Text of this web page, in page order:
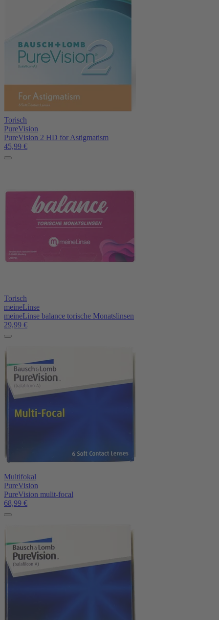
Torisch
PureVision
PureVision 2 HD for Astigmatism
45,99 €
Torisch
meineLinse
meineLinse balance torische Monatslinsen
29,99 €
Multifokal
PureVision
PureVision mulit-focal
68,99 €